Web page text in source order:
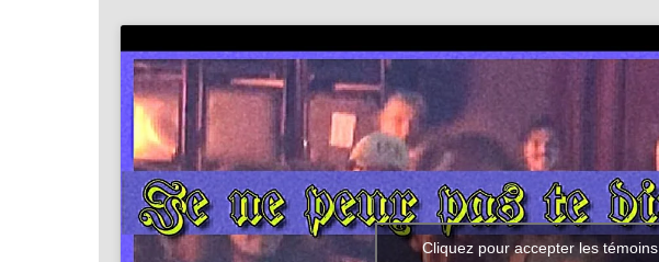
Cliquez pour accepter les témoins